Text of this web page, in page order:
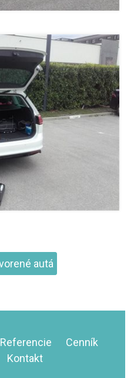
autá
Referencie
Cenník
Kontakt